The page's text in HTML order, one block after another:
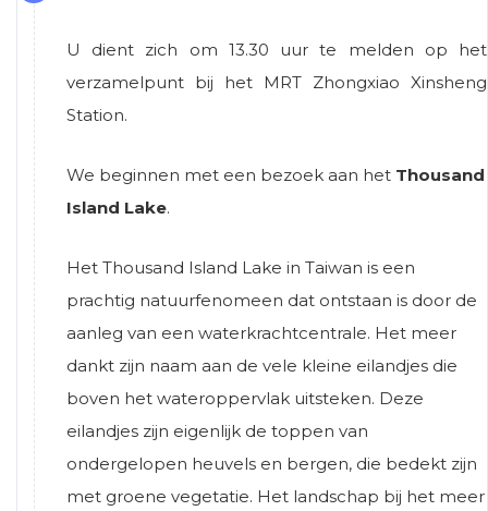
U dient zich om 13.30 uur te melden op het
verzamelpunt bij het MRT Zhongxiao Xinsheng
Station.
We beginnen met een bezoek aan het Thousand
Island Lake.
Het Thousand Island Lake in Taiwan is een
prachtig natuurfenomeen dat ontstaan is door de
aanleg van een waterkrachtcentrale. Het meer
dankt zijn naam aan de vele kleine eilandjes die
boven het wateroppervlak uitsteken. Deze
eilandjes zijn eigenlijk de toppen van
ondergelopen heuvels en bergen, die bedekt zijn
met groene vegetatie. Het landschap bij het meer